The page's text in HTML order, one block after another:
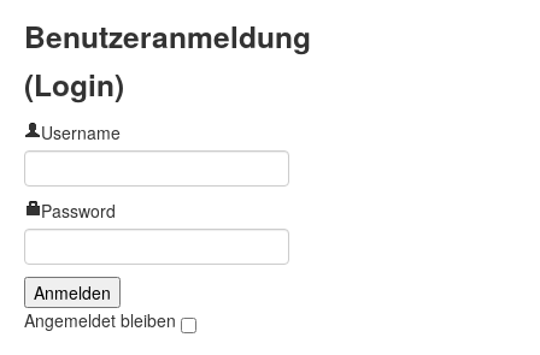
Benutzeranmeldung
(Login)
Username
Password
Angemeldet bleiben